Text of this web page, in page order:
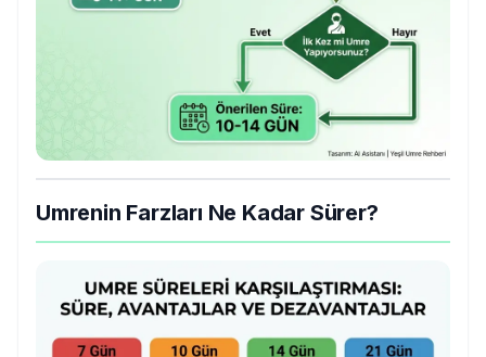
Umrenin Farzları Ne Kadar Sürer?